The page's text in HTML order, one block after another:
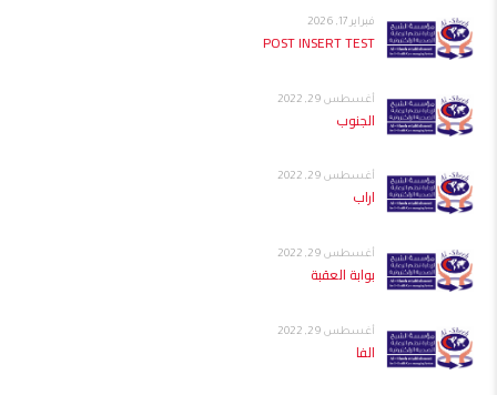
فبراير 17, 2026
POST INSERT TEST
أغسطس 29, 2022
الجنوب
أغسطس 29, 2022
اراب
أغسطس 29, 2022
بوابة العقبة
أغسطس 29, 2022
الفا